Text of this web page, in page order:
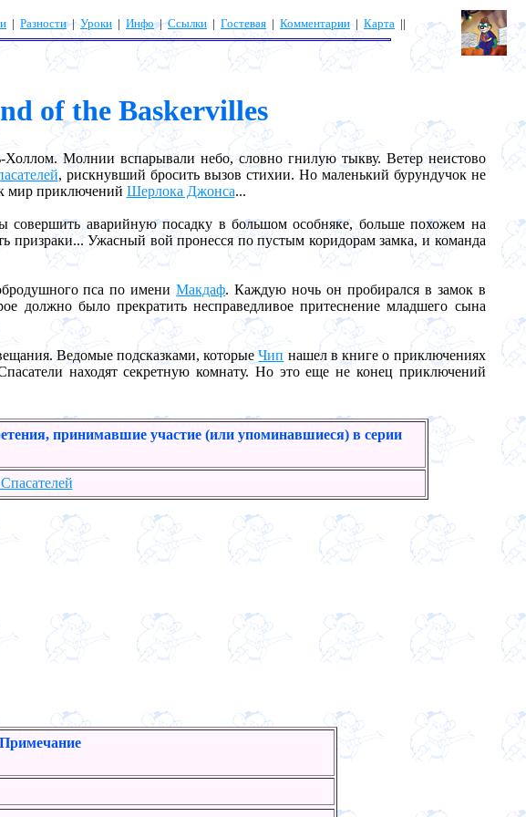
| Разности|Уроки | Инфо|Ссылки | Гостевая | Комментарии| Карта ||
of the Baskervilles
Холлом. Молнии вспарывали небо, словно гнилую тыкву. Ветер неистово
, рискнувший бросить вызов стихии. Но маленький бурундучок не
мир приключений Шерлока Джонса...
аварийную посадку в большом особняке, больше похожем на
призраки... Ужасный вой пронесся по пустым коридорам замка, и команда
пса по имениМакдаф. Каждую ночь он пробирался в замок в
должно было прекратить несправедливое притеснение младшего сына
Ведомые подсказками, которыеЧип нашел в книге о приключениях
находят секретную комнату. Но это еще не конец приключений
принимавшие участие (или упоминавшиеся) в серии
Примечание